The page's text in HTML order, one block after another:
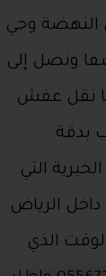
النهضة وحي
ونصل إلى
نقل عفش
بدقة
التي
الرياض
الذي